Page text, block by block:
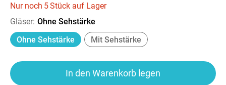
Nur noch 5Stück auf Lager
Gläser: Ohne Sehstärke
Ohne Sehstärke
Mit Sehstärke
In den Warenkorb legen